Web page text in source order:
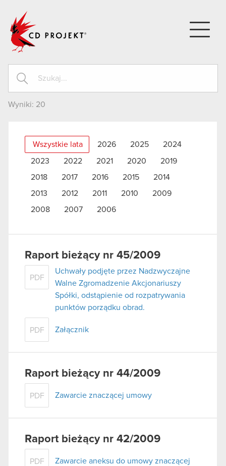
Wyniki: 20
Wszystkie lata 2026 2025 2024
2023 2022 2021 2020
2019
2018
2017 2016 2015
2014
2013
2012 2011 2010
2009
2008
2007 2006
Raport bieżący nr 45/2009
PDF
Uchwały podjęte przez Nadzwyczajne
Walne Zgromadzenie Akcjonariuszy
Spółki, odstąpienie od rozpatrywania
punktów porządku obrad.
PDF Załącznik
Raport bieżący nr 44/2009
PDF Zawarcie znaczącej umowy
Raport bieżący nr 42/2009
PDF Zawarcie aneksu do umowy znaczącej